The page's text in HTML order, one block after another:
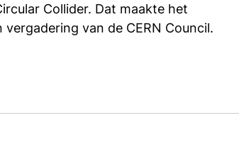
Collider. Dat maakte het
van de CERN Council.